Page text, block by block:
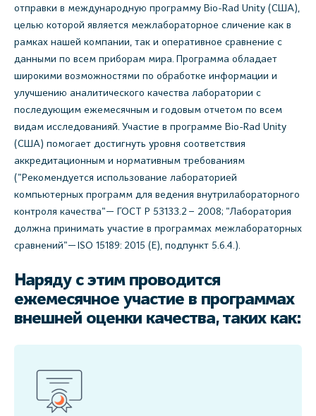
отправки в международную программу Bio-Rad Unity (США),
целью которой является межлабораторное сличение как в
рамках нашей компании, так и оперативное сравнение с
данными по всем приборам мира. Программа обладает
широкими возможностями по обработке информации и
улучшению аналитического качества лаборатории с
последующим ежемесячным и годовым отчетом по всем
видам исследованияй. Участие в программе Bio-Rad Unity
(США) помогает достигнуть уровня соответствия
аккредитационным и нормативным требованиям
("Рекомендуется использование лабораторией
компьютерных программ для ведения внутрилабораторного
контроля качества"— ГОСТ Р 53133.2 – 2008; "Лаборатория
должна принимать участие в программах межлабораторных
сравнений"— ISO 15189: 2015 (E), подпункт 5.6.4.).
Наряду с этим проводится
ежемесячное участие в программах
внешней оценки качества, таких как: